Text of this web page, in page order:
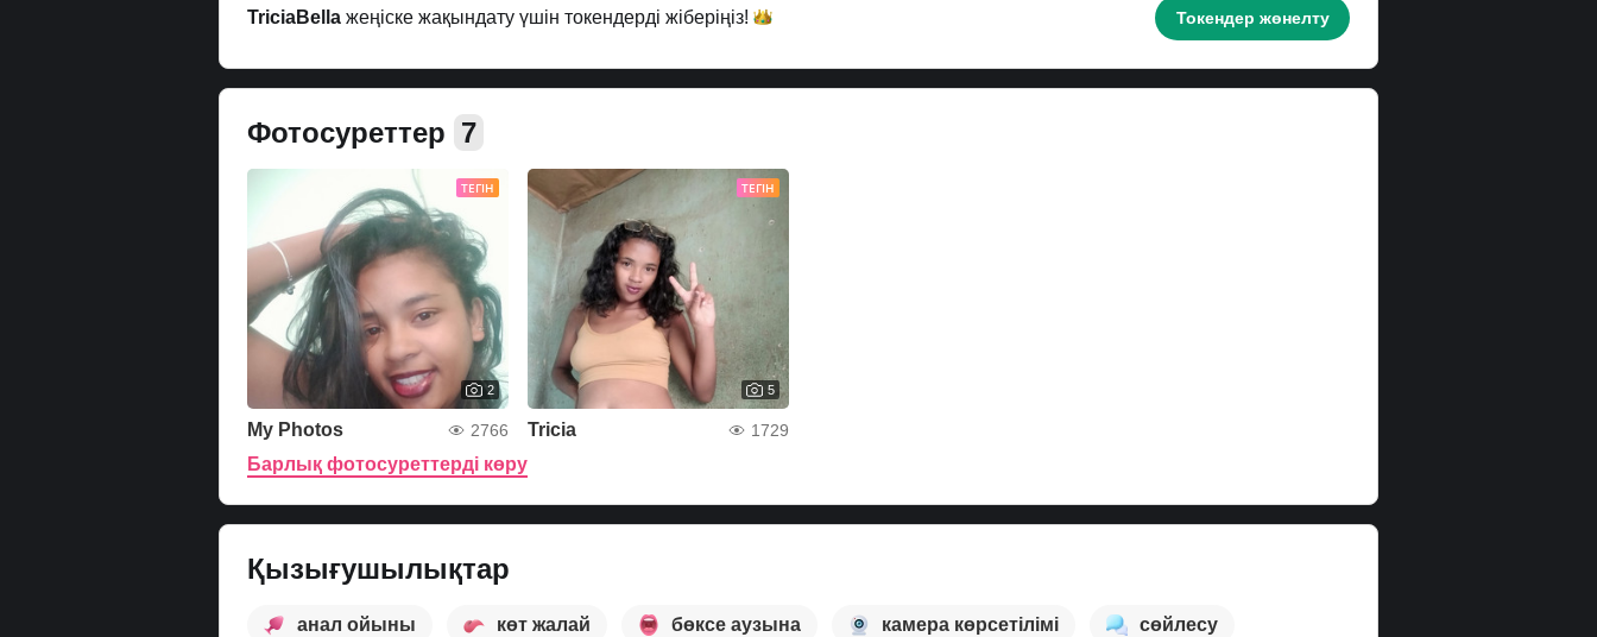
TriciaBella жеңіске жақындату үшін токендерді жіберіңіз! Токендер жөнелту
Фотосуреттер 7
ТЕГІН
2
My Photos 2766
ТЕГІН
5
Tricia 1729
Барлық фотосуреттерді көру
Қызығушылықтар
анал ойыны көт жалай бөксе аузына камера көрсетілімі сөйлесу